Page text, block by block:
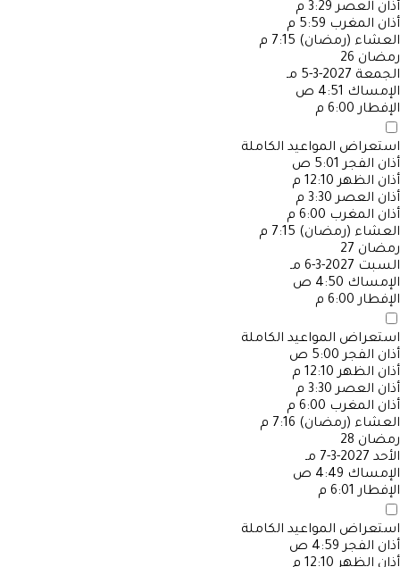
أذان العصر 3:29 م
أذان المغرب 5:59 م
العشاء (رمضان) 7:15 م
رمضان 26
الجمعة 2027-3-5 مـ
الإمساك 4:51 ص
الإفطار 6:00 م
استعراض المواعيد الكاملة
أذان الفجر 5:01 ص
أذان الظهر 12:10 م
أذان العصر 3:30 م
أذان المغرب 6:00 م
العشاء (رمضان) 7:15 م
رمضان 27
السبت 2027-3-6 مـ
الإمساك 4:50 ص
الإفطار 6:00 م
استعراض المواعيد الكاملة
أذان الفجر 5:00 ص
أذان الظهر 12:10 م
أذان العصر 3:30 م
أذان المغرب 6:00 م
العشاء (رمضان) 7:16 م
رمضان 28
الأحد 2027-3-7 مـ
الإمساك 4:49 ص
الإفطار 6:01 م
استعراض المواعيد الكاملة
أذان الفجر 4:59 ص